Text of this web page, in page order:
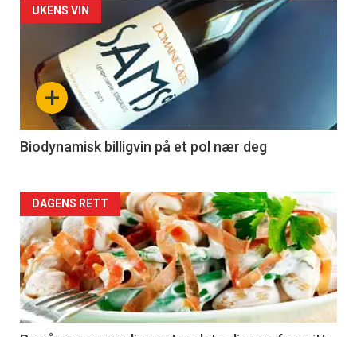
Forsiden
akkurat
nå
4
+
UKENS VIN
Biodynamisk billigvin på et pol nær deg
Forsiden
akkurat
nå
-
DAGENS RETT